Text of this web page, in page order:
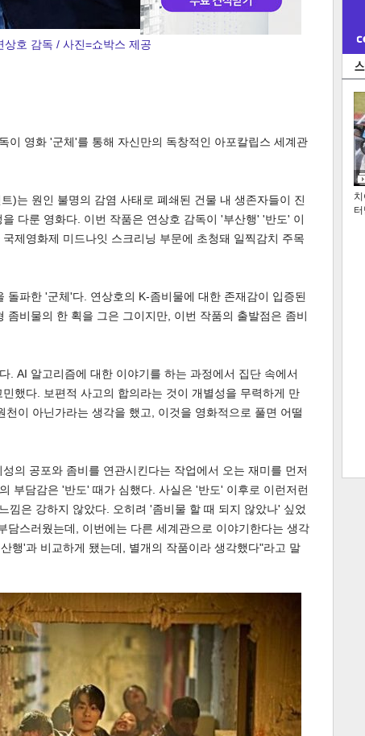
상호 감독 / 사진=쇼박스 제공
이 영화 '군체'를 통해 자신만의 독창적인 아포칼립스 세계관
)는 원인 불명의 감염 사태로 폐쇄된 건물 내 생존자들이 진
다룬 영화다. 이번 작품은 연상호 감독이 '부산행' '반도' 이
제영화제 미드나잇 스크리닝 부문에 초청돼 일찍감치 주목
돌파한 '군체'다. 연상호의 K-좀비물에 대한 존재감이 입증된
좀비물의 한 획을 그은 그이지만, 이번 작품의 출발점은 좀비
. AI 알고리즘에 대한 이야기를 하는 과정에서 집단 속에서
했다. 보편적 사고의 합의라는 것이 개별성을 무력하게 만
이 아닌가라는 생각을 했고, 이것을 영화적으로 풀면 어떨
의 공포와 좀비를 연관시킨다는 작업에서 오는 재미를 먼저
부담감은 '반도' 때가 심했다. 사실은 '반도' 이후로 이런저런
낌은 강하지 않았다. 오히려 '좀비물 할 때 되지 않았나' 싶었
담스러웠는데, 이번에는 다른 세계관으로 이야기한다는 생각
행'과 비교하게 됐는데, 별개의 작품이라 생각했다"라고 말